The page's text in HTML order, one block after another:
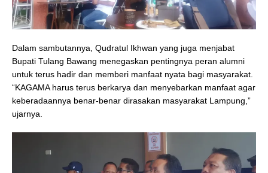
Dalam sambutannya, Qudratul Ikhwan yang juga menjabat
Bupati Tulang Bawang menegaskan pentingnya peran alumni
untuk terus hadir dan memberi manfaat nyata bagi masyarakat.
“KAGAMA harus terus berkarya dan menyebarkan manfaat agar
keberadaannya benar-benar dirasakan masyarakat Lampung,”
ujarnya.